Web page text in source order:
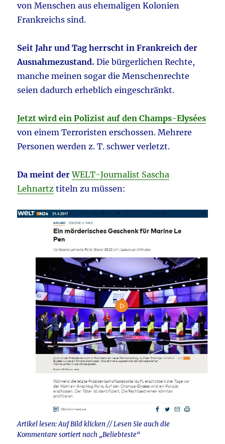
von Menschen aus ehemaligen Kolonien
Frankreichs sind.
Seit Jahr und Tag herrscht in Frankreich der
Ausnahmezustand. Die bürgerlichen Rechte,
manche meinen sogar die Menschenrechte
seien dadurch erheblich eingeschränkt.
Jetzt wird ein Polizist auf den Champs-Elysées
von einem Terroristen erschossen. Mehrere
Personen werden z. T. schwer verletzt.
Da meint der WELT-Journalist Sascha
Lehnartz titeln zu müssen:
Artikel lesen: Auf Bild klicken // Lesen Sie auch die
Kommentare sortiert nach „Beliebteste“